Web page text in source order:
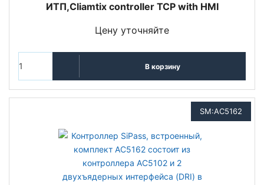
ИТП,Cliamtix controller TCP with HMI
Цену уточняйте
В корзину
SM:AC5162